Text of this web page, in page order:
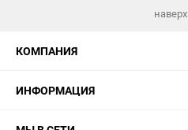
наверх
КОМПАНИЯ
ИНФОРМАЦИЯ